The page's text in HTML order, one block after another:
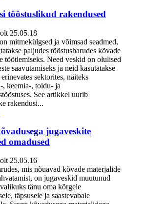
tööstuslikud rakendused
25.05.18
mitmekülgsed ja võimsad seadmed,
paljudes tööstusharudes kõvade
töötlemiseks. Need veskid on olulised
saavutamiseks ja neid kasutatakse
sektorites, näiteks
, keemia-, toidu- ja
See artikkel uurib
rakendusi...
jugaveskite
omadused
25.05.16
mis nõuavad kõvade materjalide
on jugaveskid muutunud
tänu oma kõrgele
täpsusele ja saastevabale